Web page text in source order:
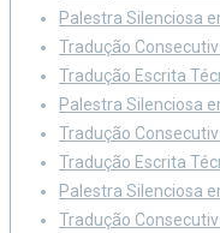
Palestra Silenciosa
Tradução
Tradução Escrita
Palestra Silenciosa
Tradução
Tradução Escrita
Palestra Silenciosa
Tradução